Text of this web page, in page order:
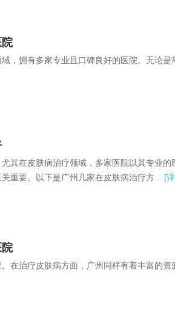
拥有多家专业且口碑良好的医院。无论是
在皮肤病治疗领域，多家医院以其专业的
重要。以下是广州几家在皮肤病治疗方... [
治疗皮肤病方面，广州同样有着丰富的资